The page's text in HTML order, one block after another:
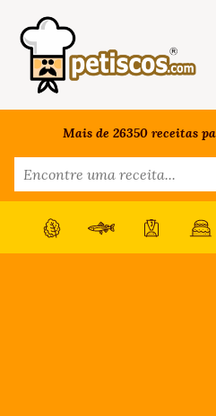
Mais de 26350 receitas